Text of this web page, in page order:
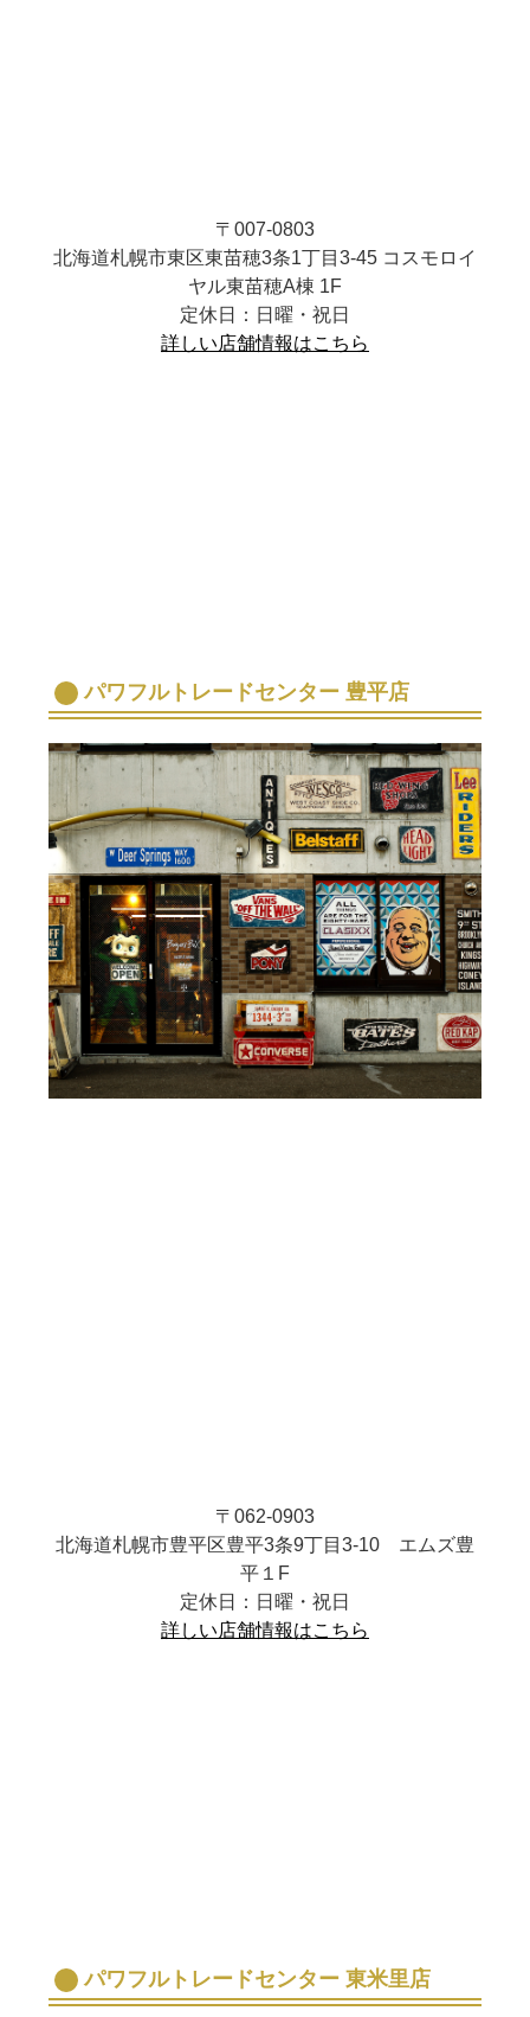
〒007-0803
北海道札幌市東区東苗穂3条1丁目3-45 コスモロイ
ヤル東苗穂A棟 1F
定休日：日曜・祝日
詳しい店舗情報はこちら
パワフルトレードセンター 豊平店
〒062-0903
北海道札幌市豊平区豊平3条9丁目3-10 エムズ豊
平１F
定休日：日曜・祝日
詳しい店舗情報はこちら
パワフルトレードセンター 東米里店